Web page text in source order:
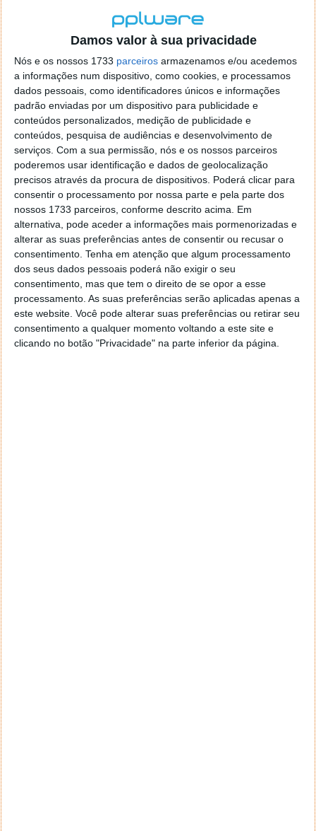
Damos valor à sua privacidade
Nós e os nossos 1733 parceiros armazenamos e/ou acedemos
a informações num dispositivo, como cookies, e processamos
dados pessoais, como identificadores únicos e informações
padrão enviadas por um dispositivo para publicidade e
conteúdos personalizados, medição de publicidade e
conteúdos, pesquisa de audiências e desenvolvimento de
serviços. Com a sua permissão, nós e os nossos parceiros
poderemos usar identificação e dados de geolocalização
precisos através da procura de dispositivos. Poderá clicar para
consentir o processamento por nossa parte e pela parte dos
nossos 1733 parceiros, conforme descrito acima. Em
alternativa, pode aceder a informações mais pormenorizadas e
alterar as suas preferências antes de consentir ou recusar o
consentimento. Tenha em atenção que algum processamento
dos seus dados pessoais poderá não exigir o seu
consentimento, mas que tem o direito de se opor a esse
processamento. As suas preferências serão aplicadas apenas a
este website. Você pode alterar suas preferências ou retirar seu
consentimento a qualquer momento voltando a este site e
clicando no botão "Privacidade" na parte inferior da página.
Controlador: “Um minuto, Iberia 0379. Acabei
de receber a informação de que nem sequer
podem recebê-lo em San Juan por falta de
espaço, por isso vai ter de encontrar uma
alternativa porque não pode entrar em San
Juan devido a esse problema de espaço.
Piloto: “Mas você mencionou que Punta Cana
está na mesma situação, certo? Porque essa
era a nossa alternativa, por isso não sabemos
o que fazer.
Controlador: “Iberia 0379, transmita”.
Piloto : “Estamos a pensar em seguir para San
Juan declarando uma emergência, há alguma
possibilidade?
Controlador: “Iberia 0379, por agora estão
autorizados a ir para o aeroporto de San Juan
e, mais uma vez, como já disse, se vão passar